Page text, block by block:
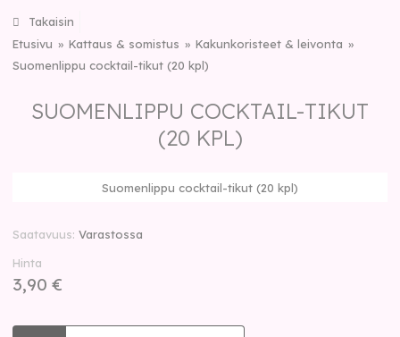
Takaisin
Etusivu
Kattaus & somistus
Kakunkoristeet & leivonta
Suomenlippu cocktail-tikut (20 kpl)
SUOMENLIPPU COCKTAIL-TIKUT
(20 KPL)
Suomenlippu cocktail-tikut (20 kpl)
Saatavuus Varastossa
Hinta
3,90 €